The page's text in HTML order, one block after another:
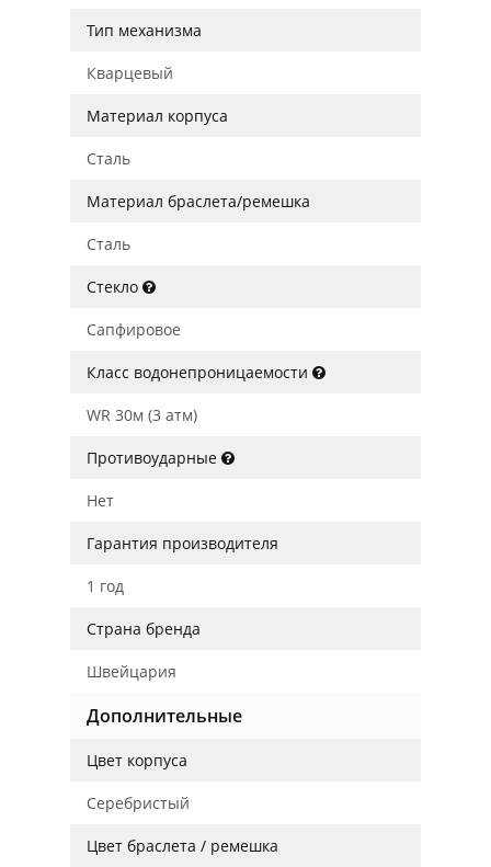
Тип механизма
Кварцевый
Материал корпуса
Сталь
Материал браслета/ремешка
Сталь
Стекло
Сапфировое
Класс водонепроницаемости
WR 30м (3 атм)
Противоударные
Нет
Гарантия производителя
1 год
Страна бренда
Швейцария
Дополнительные
Цвет корпуса
Серебристый
Цвет браслета / ремешка